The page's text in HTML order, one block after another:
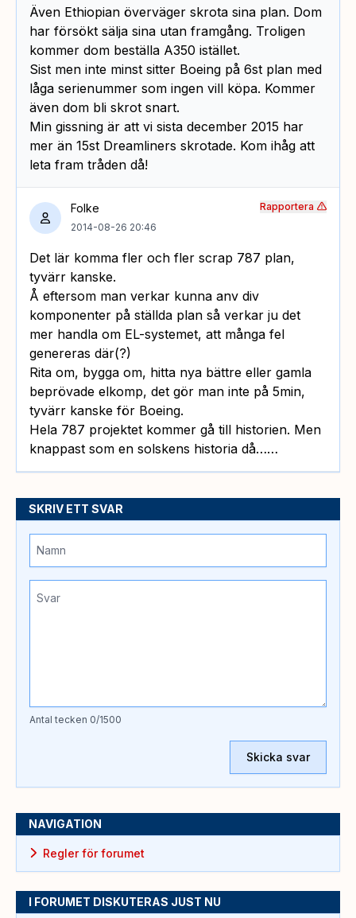
Även Ethiopian överväger skrota sina plan. Dom
har försökt sälja sina utan framgång. Troligen
kommer dom beställa A350 istället.
Sist men inte minst sitter Boeing på 6st plan med
låga serienummer som ingen vill köpa. Kommer
även dom bli skrot snart.
Min gissning är att vi sista december 2015 har
mer än 15st Dreamliners skrotade. Kom ihåg att
leta fram tråden då!
Folke
2014-08-26 20:46
Det lär komma fler och fler scrap 787 plan,
tyvärr kanske.
Å eftersom man verkar kunna anv div
komponenter på ställda plan så verkar ju det
mer handla om EL-systemet, att många fel
genereras där(?)
Rita om, bygga om, hitta nya bättre eller gamla
beprövade elkomp, det gör man inte på 5min,
tyvärr kanske för Boeing.
Hela 787 projektet kommer gå till historien. Men
knappast som en solskens historia då……
Rapportera
SKRIV ETT SVAR
Antal tecken 0/1500
Skicka svar
NAVIGATION
Regler för forumet
I FORUMET DISKUTERAS JUST NU